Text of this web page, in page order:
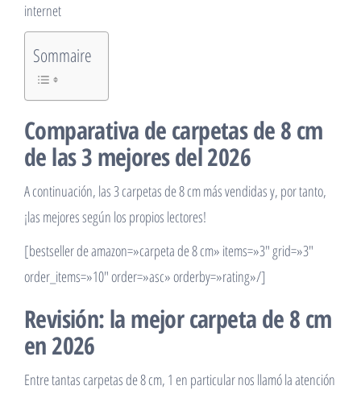
internet
Sommaire
Comparativa de carpetas de 8 cm
de las 3 mejores del 2026
A continuación, las 3 carpetas de 8 cm más vendidas y, por tanto,
¡las mejores según los propios lectores!
[bestseller de amazon=»carpeta de 8 cm» items=»3″ grid=»3″
order_items=»10″ order=»asc» orderby=»rating»/]
Revisión: la mejor carpeta de 8 cm
en 2026
Entre tantas carpetas de 8 cm, 1 en particular nos llamó la atención